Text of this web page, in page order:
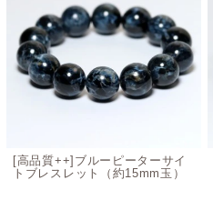
中で長い年月を掛けて変化し
サイトを眺めていると、“ブレ
気がします。
[高品質++]ブルーピーターサイ
トブレスレット（約15mm玉）